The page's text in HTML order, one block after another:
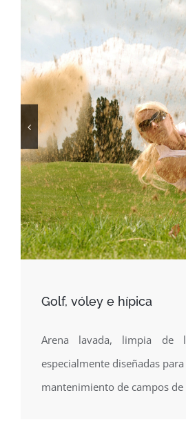
Golf, vóley e hípica
Arena lavada, limpia de
especialmente diseñadas
mantenimiento de campos de